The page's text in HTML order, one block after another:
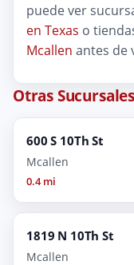
puede ver
en Texas o
Mcallen antes de
Otras
600 S 10Th St
Mcallen
0.4 mi
1819 N 10Th St
Mcallen